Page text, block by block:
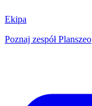
Ekipa
Poznaj zespół Planszeo